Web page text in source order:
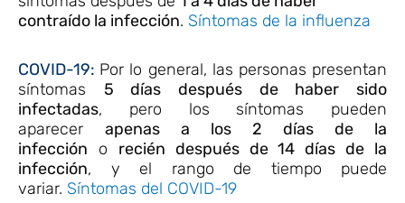
contraído la infección. Síntomas de la influenza
COVID-19: Por lo general, las personas presentan
síntomas 5 días después de haber sido
infectadas, pero los síntomas pueden
aparecer apenas a los 2 días de la
infección o recién después de 14 días de la
infección, y el rango de tiempo puede
variar. Síntomas del COVID-19